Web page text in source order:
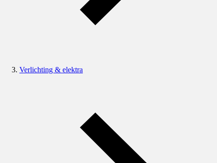
Verlichting & elektra